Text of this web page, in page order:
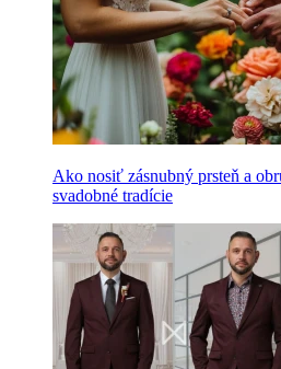
Ako nosiť zásnubný prsteň a
svadobné tradície